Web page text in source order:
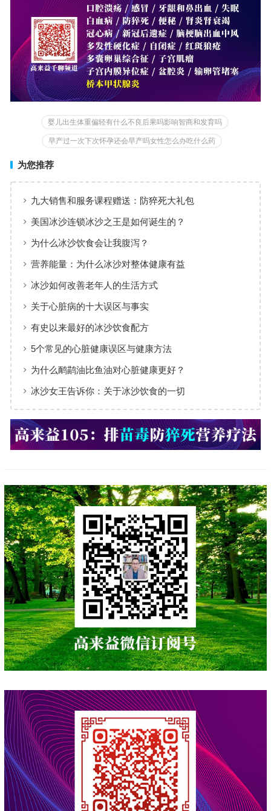
婴儿出生体重偏轻有什么不良后果吗影响智商和发育吗
早产过一次下次怀孕还会早产吗女性怎么办吃什么药
为您推荐
九大销售和服务课程赠送：防猝死大礼包
美国冰沙连锁冰沙之王是如何诞生的？
为什么冰沙饮食会让我腹泻？
营养能量：为什么冰沙对整体健康有益
冰沙如何改善老年人的生活方式
关于心脏病的十大误区与事实
有史以来最好的冰沙饮食配方
5个常见的心脏健康误区与健康方法
为什么鸸鹋油比鱼油对心脏健康更好？
冰沙女王告诉你：关于冰沙饮食的一切